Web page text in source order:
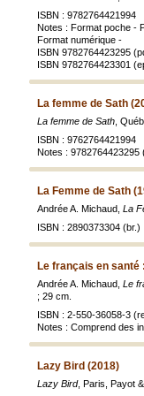
ISBN : 9782764421994
Notes : Format poche -
Format numérique -
ISBN 9782764423295
ISBN 9782764423301
La femme de Sath
La femme de Sath ,
ISBN : 9762764421994
Notes : 9782764423295
La Femme de Sath
Andrée A. Michaud, La
ISBN : 2890373304 (br.)
Le français en santé
Andrée A. Michaud, Le
; 29 cm.
ISBN : 2-550-36058-3
Notes : Comprend des
Lazy Bird (2018)
Lazy Bird, Paris, Payot